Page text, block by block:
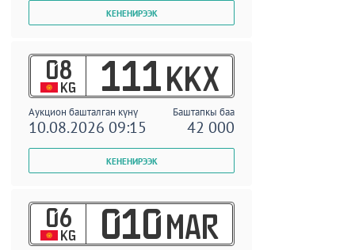
08
KG 111 KKX
Аукцион башталган күнү Баштапкы баа
10.08.2026 09:15 42 000
06
KG 010 MAR